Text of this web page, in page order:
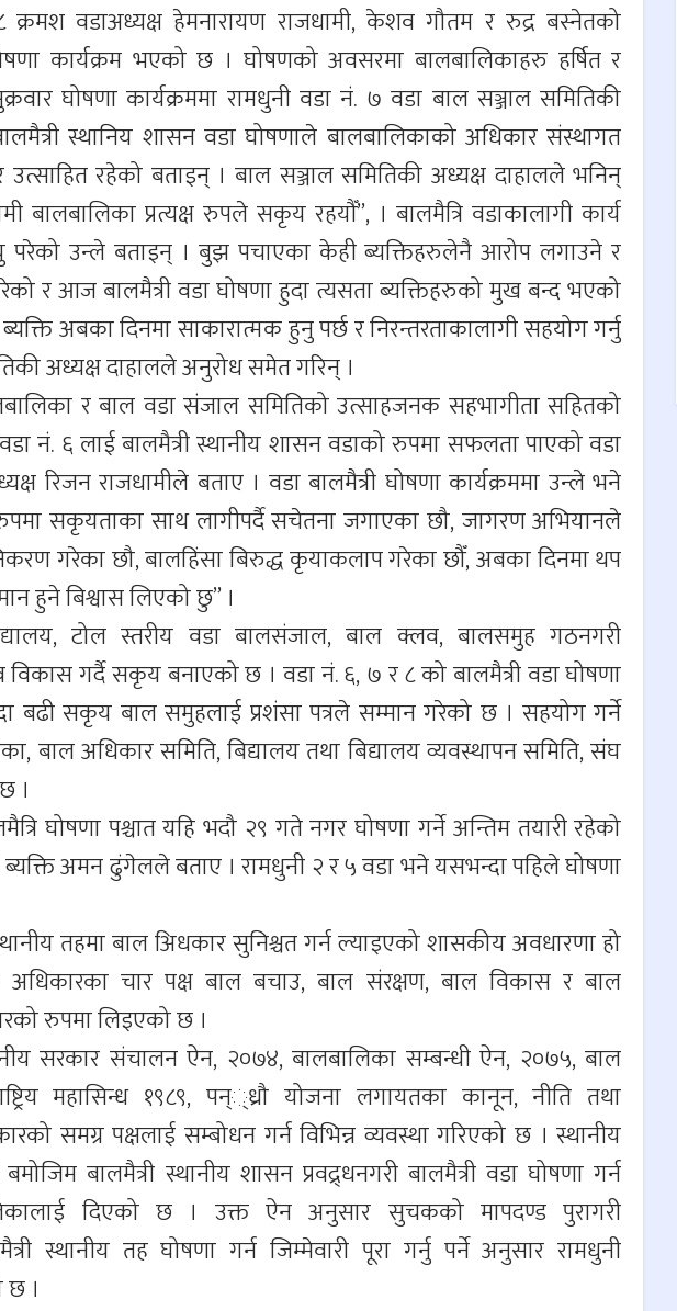
वडाअध्यक्ष हेमनारायण राजधामी, केशव गौतम र रुद्र बस्नेतको
कार्यक्रम भएको छ । घोषणको अवसरमा बालबालिकाहरु हर्षित र
घोषणा कार्यक्रममा रामधुनी वडा नं. ७ वडा बाल सञ्जाल समितिकी
स्थानिय शासन वडा घोषणाले बालबालिकाको अधिकार संस्थागत
रहेको बताइन् । बाल सञ्जाल समितिकी अध्यक्ष दाहालले भनिन्
बालबालिका प्रत्यक्ष रुपले सकृय रहयौँ”, । बालमैत्रि वडाकालागी कार्य
परेको उन्ले बताइन् । बुझ पचाएका केही ब्यक्तिहरुलेनै आरोप लगाउने र
र आज बालमैत्री वडा घोषणा हुदा त्यसता ब्यक्तिहरुको मुख बन्द भएको
अबका दिनमा साकारात्मक हुनु पर्छ र निरन्तरताकालागी सहयोग गर्नु
अध्यक्ष दाहालले अनुरोध समेत गरिन् ।
र बाल वडा संजाल समितिको उत्साहजनक सहभागीता सहितको
नं. ६ लाई बालमैत्री स्थानीय शासन वडाको रुपमा सफलता पाएको वडा
रिजन राजधामीले बताए । वडा बालमैत्री घोषणा कार्यक्रममा उन्ले भने
रुपमा सकृयताका साथ लागीपर्दै सचेतना जगाएका छौ, जागरण अभियानले
गरेका छौ, बालहिंसा बिरुद्ध कृयाकलाप गरेका छौँ, अबका दिनमा थप
हुने बिश्वास लिएको छु” ।
टोल स्तरीय वडा बालसंजाल, बाल क्लव, बालसमुह गठनगरी
गर्दै सकृय बनाएको छ । वडा नं. ६, ७ र ८ को बालमैत्री वडा घोषणा
बढी सकृय बाल समुहलाई प्रशंसा पत्रले सम्मान गरेको छ । सहयोग गर्ने
बाल अधिकार समिति, बिद्यालय तथा बिद्यालय व्यवस्थापन समिति, संघ
।
घोषणा पश्चात यहि भदौ २९ गते नगर घोषणा गर्ने अन्तिम तयारी रहेको
अमन ढुंगेलले बताए । रामधुनी २ र ५ वडा भने यसभन्दा पहिले घोषणा
तहमा बाल अिधकार सुनिश्चत गर्न ल्याइएको शासकीय अवधारणा हो
चार पक्ष बाल बचाउ, बाल संरक्षण, बाल विकास र बाल
रुपमा लिइएको छ ।
सरकार संचालन ऐन, २०७४, बालबालिका सम्बन्धी ऐन, २०७५, बाल
महासिन्ध १९८९, पन््ध्रौ योजना लगायतका कानून, नीति तथा
समग्र पक्षलाई सम्बोधन गर्न विभिन्न व्यवस्था गरिएको छ । स्थानीय
बालमैत्री स्थानीय शासन प्रवद्र्धनगरी बालमैत्री वडा घोषणा गर्न
दिएको छ । उक्त ऐन अनुसार सुचकको मापदण्ड पुरागरी
स्थानीय तह घोषणा गर्न जिम्मेवारी पूरा गर्नु पर्ने अनुसार रामधुनी
।